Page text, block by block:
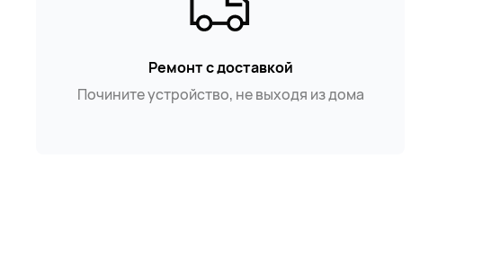
Ремонт с доставкой
Почините устройство, не выходя из дома